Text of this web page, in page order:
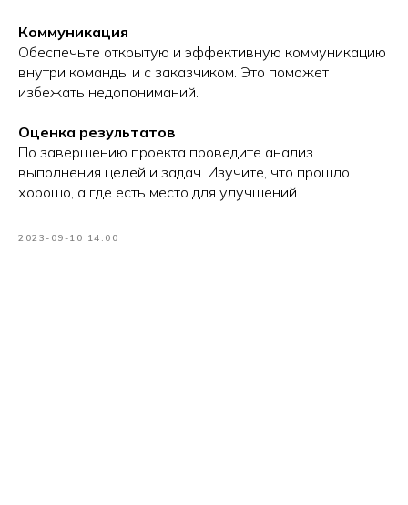
Коммуникация
Обеспечьте открытую и эффективную коммуникацию
внутри команды и с заказчиком. Это поможет
избежать недопониманий.
Оценка результатов
По завершению проекта проведите анализ
выполнения целей и задач. Изучите, что прошло
хорошо, а где есть место для улучшений.
2023-09-10 14:00